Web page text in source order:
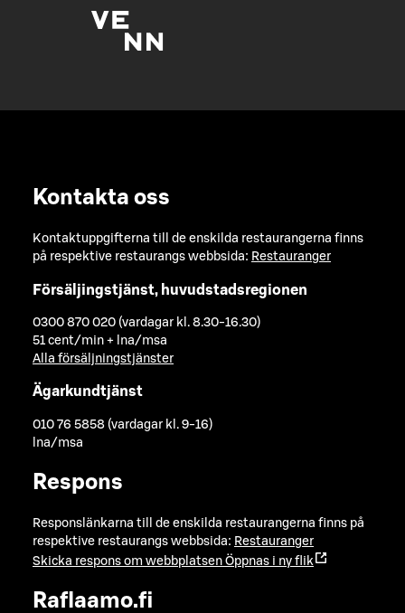
Kontakta oss
Kontaktuppgifterna till de enskilda restaurangerna finns
på respektive restaurangs webbsida: Restauranger
Försäljingstjänst, huvudstadsregionen
0300 870 020 (vardagar kl. 8.30-16.30)
51 cent/min + lna/msa
Alla försäljningstjänster
Ägarkundtjänst
010 76 5858 (vardagar kl. 9-16)
lna/msa
Respons
Responslänkarna till de enskilda restaurangerna finns på
respektive restaurangs webbsida: Restauranger
Skicka respons om webbplatsen Öppnas i ny flik
Raflaamo.fi